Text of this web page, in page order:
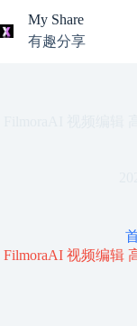
过
站
My Share
有趣分享
FilmoraAI 视频编辑